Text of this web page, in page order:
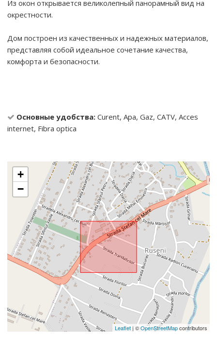
Из окон открывается великолепный панорамный вид на
окрестности.
Дом построен из качественных и надежных материалов,
представляя собой идеальное сочетание качества,
комфорта и безопасности.
Основные удобства: Curent, Apa, Gaz, CATV, Acces
internet, Fibra optica
+
−
Leaflet | ©OpenStreetMapcontributors